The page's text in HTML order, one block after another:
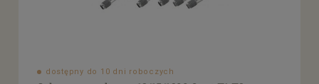
dostępny do 10 dni roboczych